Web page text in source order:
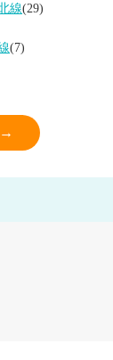
線(29)
(7)
→